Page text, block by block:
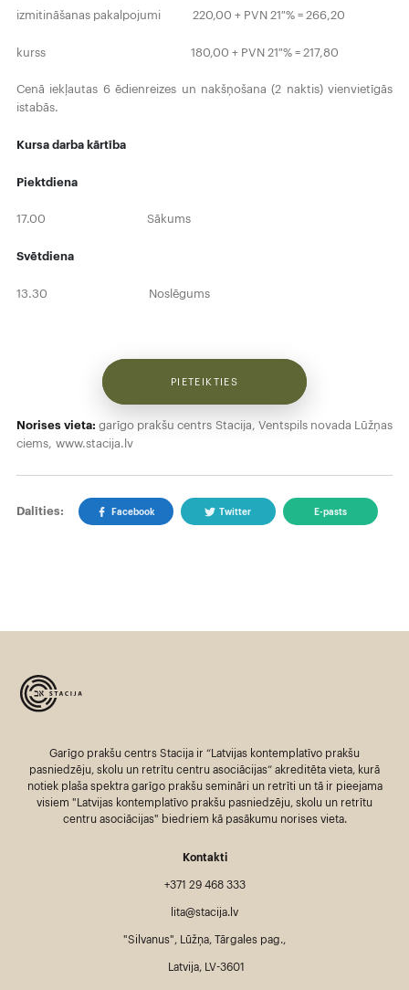
izmitināšanas pakalpojumi 220,00 + PVN 21 % = 266,20
kurss 180,00 + PVN 21 % = 217,80
Cenā iekļautas 6 ēdienreizes un nakšņošana (2 naktis) vienvietīgās
istabās.
Kursa darba kārtība
Piektdiena
17.00 Sākums
Svētdiena
13.30 Noslēgums
PIETEIKTIES
Norises vieta: garīgo prakšu centrs Stacija, Ventspils novada Lūžņas
ciems, www.stacija.lv
Dalīties: Facebook Twitter E-pasts
Garīgo prakšu centrs Stacija ir “Latvijas kontemplatīvo prakšu
pasniedzēju, skolu un retrītu centru asociācijas” akreditēta vieta, kurā
notiek plaša spektra garīgo prakšu semināri un retrīti un tā ir pieejama
visiem "Latvijas kontemplatīvo prakšu pasniedzēju, skolu un retrītu
centru asociācijas" biedriem kā pasākumu norises vieta.
Kontakti
+371 29 468 333
lita@stacija.lv
"Silvanus", Lūžņa, Tārgales pag.,
Latvija, LV-3601